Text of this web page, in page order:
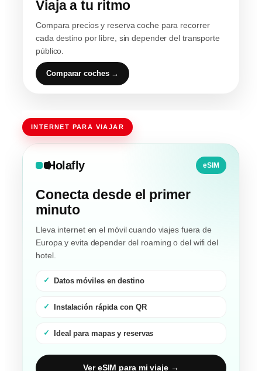
Viaja a tu ritmo
Compara precios y reserva coche para recorrer
cada destino por libre, sin depender del transporte
público.
Comparar coches →
INTERNET PARA VIAJAR
Holafly eSIM
Conecta desde el primer
minuto
Lleva internet en el móvil cuando viajes fuera de
Europa y evita depender del roaming o del wifi del
hotel.
Datos móviles en destino
Instalación rápida con QR
Ideal para mapas y reservas
Ver eSIM para mi viaje →